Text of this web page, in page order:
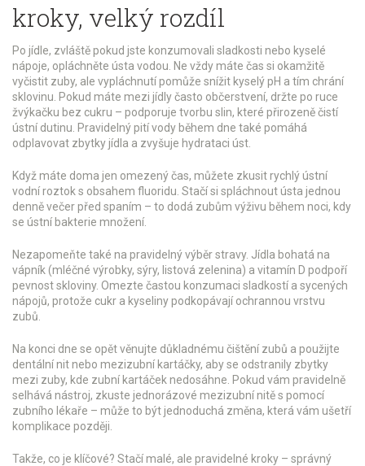
kroky, velký rozdíl
Po jídle, zvláště pokud jste konzumovali sladkosti nebo kyselé
nápoje, opláchněte ústa vodou. Ne vždy máte čas si okamžitě
vyčistit zuby, ale vypláchnutí pomůže snížit kyselý pH a tím chrání
sklovinu. Pokud máte mezi jídly často občerstvení, držte po ruce
žvýkačku bez cukru – podporuje tvorbu slin, které přirozeně čistí
ústní dutinu. Pravidelný pití vody během dne také pomáhá
odplavovat zbytky jídla a zvyšuje hydrataci úst.
Když máte doma jen omezený čas, můžete zkusit rychlý ústní
vodní roztok s obsahem fluoridu. Stačí si spláchnout ústa jednou
denně večer před spaním – to dodá zubům výživu během noci, kdy
se ústní bakterie množení.
Nezapomeňte také na pravidelný výběr stravy. Jídla bohatá na
vápník (mléčné výrobky, sýry, listová zelenina) a vitamín D podpoří
pevnost skloviny. Omezte častou konzumaci sladkostí a sycených
nápojů, protože cukr a kyseliny podkopávají ochrannou vrstvu
zubů.
Na konci dne se opět věnujte důkladnému čištění zubů a použijte
dentální nit nebo mezizubní kartáčky, aby se odstranily zbytky
mezi zuby, kde zubní kartáček nedosáhne. Pokud vám pravidelně
selhává nástroj, zkuste jednorázové mezizubní nitě s pomocí
zubního lékaře – může to být jednoduchá změna, která vám ušetří
komplikace později.
Takže, co je klíčové? Stačí malé, ale pravidelné kroky – správný